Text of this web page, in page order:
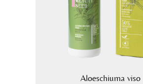
Aloeschiuma viso